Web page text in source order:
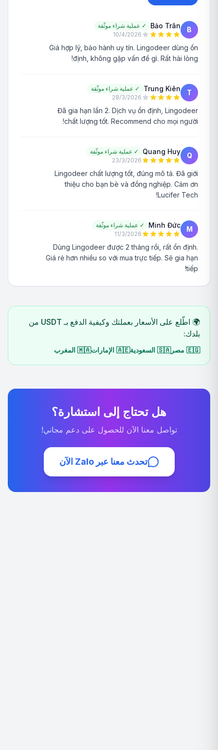
B
Bảo Trân
✓ عملية شراء موثّقة
10/4/2026
Giá hợp lý, bảo hành uy tín. Lingodeer dùng ổn
định, không gặp vấn đề gì. Rất hài lòng!
T
Trung Kiên
✓ عملية شراء موثّقة
28/3/2026
Đã gia hạn lần 2. Dịch vụ ổn định, Lingodeer
chất lượng tốt. Recommend cho mọi người!
Q
Quang Huy
✓ عملية شراء موثّقة
23/3/2026
Lingodeer chất lượng tốt, đúng mô tả. Đã giới
thiệu cho bạn bè và đồng nghiệp. Cảm ơn
Lucifer Tech!
M
Minh Đức
✓ عملية شراء موثّقة
11/3/2026
Dùng Lingodeer được 2 tháng rồi, rất ổn định.
Giá rẻ hơn nhiều so với mua trực tiếp. Sẽ gia hạn
tiếp!
🌍 اطّلع على الأسعار بعملتك وكيفية الدفع بـ USDT من
بلدك:
🇪🇬 مصر🇸🇦 السعودية🇦🇪 الإمارات🇲🇦 المغرب
هل تحتاج إلى استشارة؟
تواصل معنا الآن للحصول على دعم مجاني!
تحدث معنا عبر Zalo الآن